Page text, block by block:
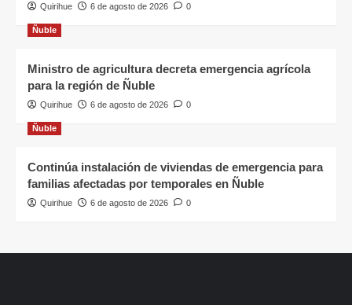
Quirihue 6 de agosto de 2026 0
Ñuble
Ministro de agricultura decreta emergencia agrícola
para la región de Ñuble
Quirihue 6 de agosto de 2026 0
Ñuble
Continúa instalación de viviendas de emergencia para
familias afectadas por temporales en Ñuble
Quirihue 6 de agosto de 2026 0